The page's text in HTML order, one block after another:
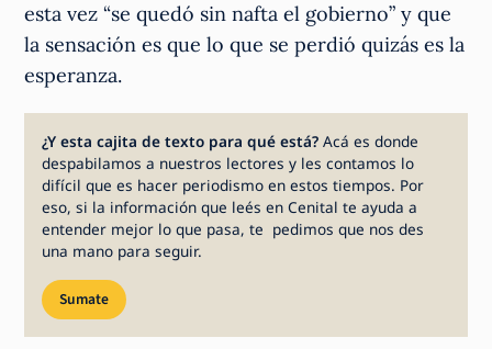
esta vez “se quedó sin nafta el gobierno” y que
la sensación es que lo que se perdió quizás es la
esperanza.
¿Y esta cajita de texto para qué está?Acá es donde
despabilamos a nuestros lectores y les contamos lo
difícil que es hacer periodismo en estos tiempos. Por
eso, si la información que leés en Cenital te ayuda a
entender mejor lo que pasa, te pedimos que nos des
una mano para seguir.
Sumate